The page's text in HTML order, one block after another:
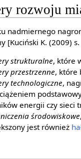
rozwoju
nadmiernego
[Kuciński K. (2009)
strukturalne, które
przestrzenne, które
technologiczne,
energii czy sieci
środowiskowe
jest również